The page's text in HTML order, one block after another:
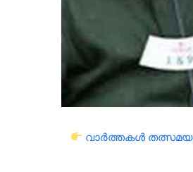
വാർത്തകൾ തത്സമയം